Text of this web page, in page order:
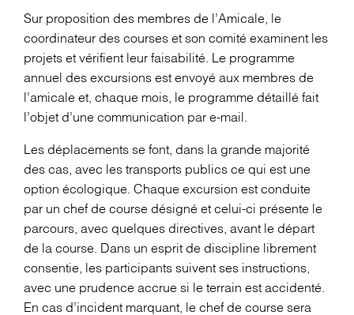
Sur proposition des membres de l’Amicale, le
coordinateur des courses et son comité examinent les
projets et vérifient leur faisabilité. Le programme
annuel des excursions est envoyé aux membres de
l’amicale et, chaque mois, le programme détaillé fait
l’objet d’une communication par e-mail.
Les déplacements se font, dans la grande majorité
des cas, avec les transports publics ce qui est une
option écologique. Chaque excursion est conduite
par un chef de course désigné et celui-ci présente le
parcours, avec quelques directives, avant le départ
de la course. Dans un esprit de discipline librement
consentie, les participants suivent ses instructions,
avec une prudence accrue si le terrain est accidenté.
En cas d’incident marquant, le chef de course sera